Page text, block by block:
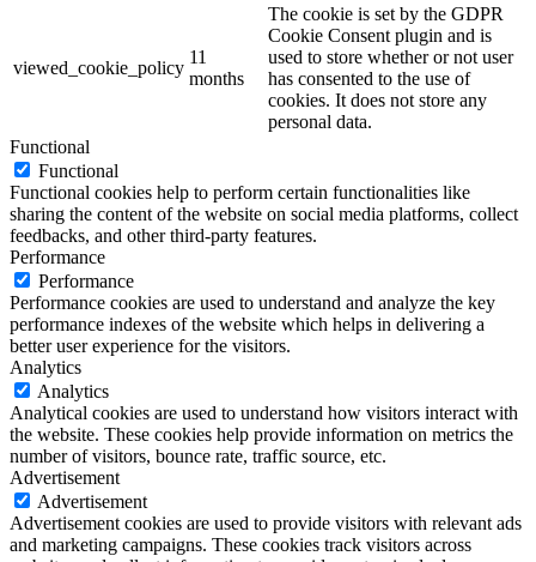
viewed_cookie_policy
11
months
The cookie is set by the GDPR
Cookie Consent plugin and is
used to store whether or not user
has consented to the use of
cookies. It does not store any
personal data.
Functional
Functional
Functional cookies help to perform certain functionalities like
sharing the content of the website on social media platforms, collect
feedbacks, and other third-party features.
Performance
Performance
Performance cookies are used to understand and analyze the key
performance indexes of the website which helps in delivering a
better user experience for the visitors.
Analytics
Analytics
Analytical cookies are used to understand how visitors interact with
the website. These cookies help provide information on metrics the
number of visitors, bounce rate, traffic source, etc.
Advertisement
Advertisement
Advertisement cookies are used to provide visitors with relevant ads
and marketing campaigns. These cookies track visitors across